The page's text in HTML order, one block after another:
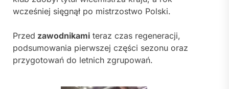
wcześniej sięgnął po mistrzostwo Polski.
Przed zawodnikami teraz czas regeneracji,
podsumowania pierwszej części sezonu oraz
przygotowań do letnich zgrupowań.